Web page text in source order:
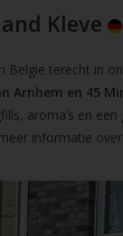
Kleve
terecht in
Arnhem en 45
aroma’s en
informatie